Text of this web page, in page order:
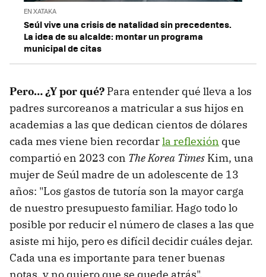
EN XATAKA
Seúl vive una crisis de natalidad sin precedentes.
La idea de su alcalde: montar un programa
municipal de citas
Pero… ¿Y por qué? Para entender qué lleva a los
padres surcoreanos a matricular a sus hijos en
academias a las que dedican cientos de dólares
cada mes viene bien recordarla reflexión que
compartió en 2023 con The Korea Times Kim, una
mujer de Seúl madre de un adolescente de 13
años: "Los gastos de tutoría son la mayor carga
de nuestro presupuesto familiar. Hago todo lo
posible por reducir el número de clases a las que
asiste mi hijo, pero es difícil decidir cuáles dejar.
Cada una es importante para tener buenas